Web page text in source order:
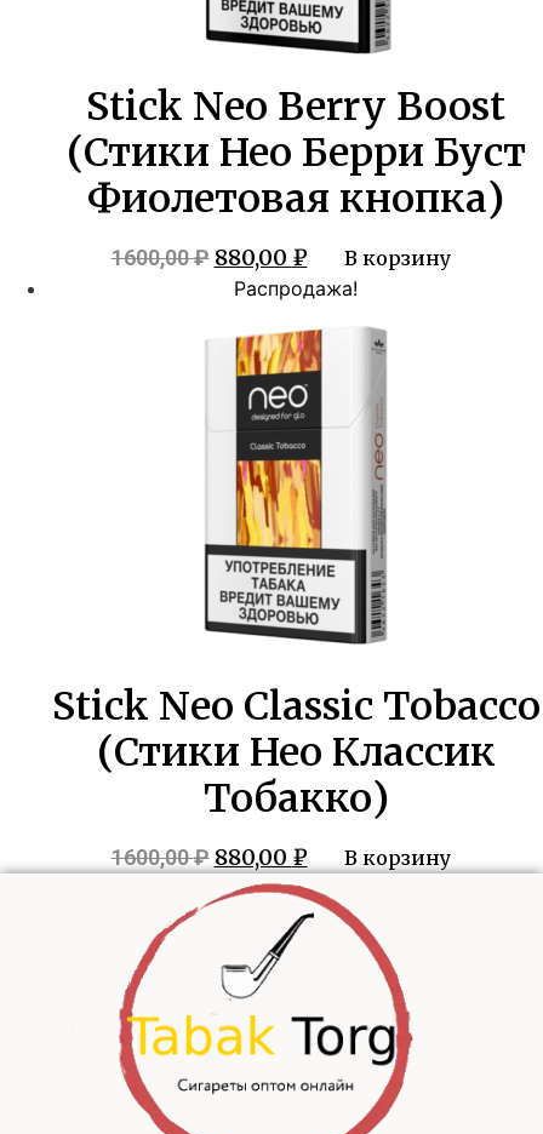
Stick Neo Berry Boost
(Стики Нео Берри Буст
Фиолетовая кнопка)
1600,00₽ Первоначальная
цена
составляла
1600,00 ₽.
880,00 ₽Текущая
цена:
880,00 ₽.
В корзину
Распродажа!
Stick Neo Classic Tobacco
(Стики Нео Классик
Тобакко)
1600,00₽ Первоначальная
цена
составляла
1600,00 ₽.
880,00 ₽Текущая
цена:
880,00 ₽.
В корзину